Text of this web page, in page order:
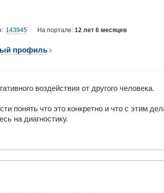
143945 На портале: 12 лет 6 месяцев
профиль
воздействия от другого человека.
понять что это конкретно и что с этим
на диагностику.